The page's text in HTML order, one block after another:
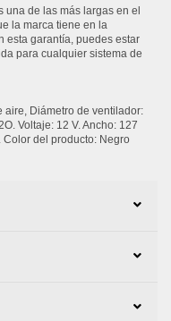
una de las más largas en el
la marca tiene en la
esta garantía, puedes estar
para cualquier sistema de
aire, Diámetro de ventilador:
Voltaje: 12 V. Ancho: 127
Color del producto: Negro